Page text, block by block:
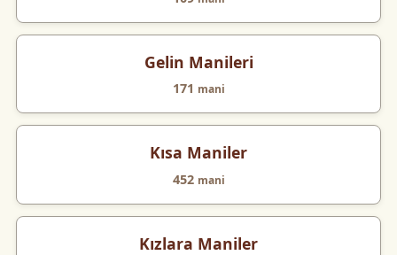
Gelin Manileri
171 mani
Kısa Maniler
452 mani
Kızlara Maniler